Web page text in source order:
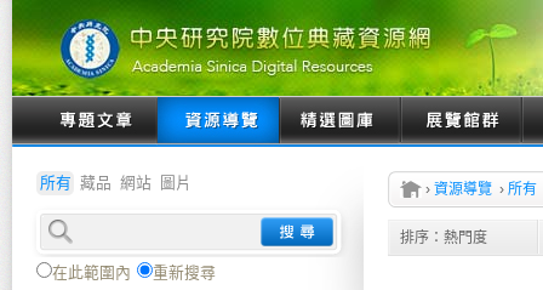
所有 藏品 網站 圖片
在此範圍內 重新搜尋
› 資源導覽 › 所有
排序： 熱門度